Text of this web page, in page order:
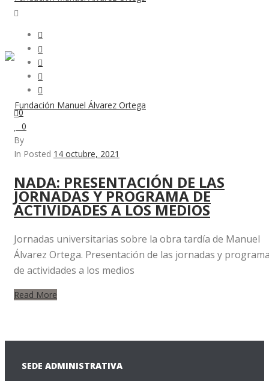
0
0
By
In Posted 14 octubre, 2021
NADA: PRESENTACIÓN DE LAS
JORNADAS Y PROGRAMA DE
ACTIVIDADES A LOS MEDIOS
Jornadas universitarias sobre la obra tardía de Manuel
Álvarez Ortega. Presentación de las jornadas y
de actividades a los medios
Read More
SEDE ADMINISTRATIVA